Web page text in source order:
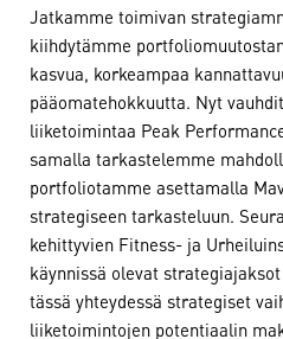
Jatkamme toimivan
kiihdytämme
kasvua, korkeampaa
pääomatehokkuutta. Nyt
liiketoimintaa Peak
samalla tarkastelemme
portfoliotamme asettamalla
strategiseen tarkasteluun.
kehittyvien Fitness- ja
käynnissä olevat
tässä yhteydessä strategiset
liiketoimintojen potentiaalin